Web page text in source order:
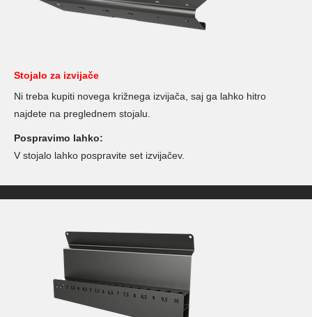
Stojalo za izvijače
Ni treba kupiti novega križnega izvijača, saj ga lahko hitro
najdete na preglednem stojalu.
Pospravimo lahko:
V stojalo lahko pospravite set izvijačev.